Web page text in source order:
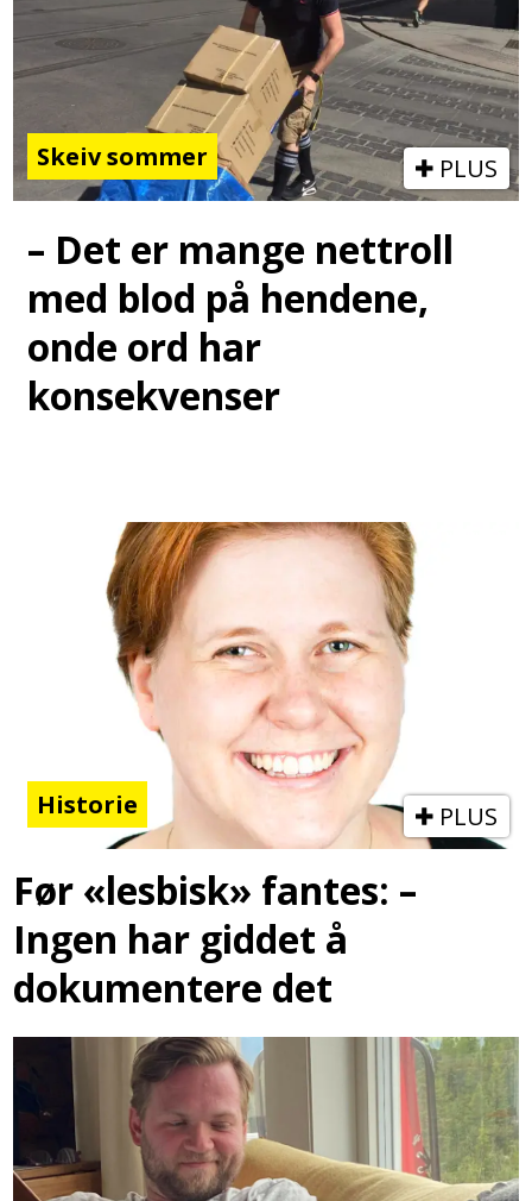
Skeiv sommer PLUS
– Det er mange nettroll
med blod på hendene,
onde ord har
konsekvenser
Historie PLUS
Før «lesbisk» fantes: –
Ingen har giddet å
dokumentere det